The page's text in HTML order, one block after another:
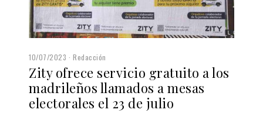
10/07/2023 Redacción
Zity ofrece servicio gratuito a los
madrileños llamados a mesas
electorales el 23 de julio